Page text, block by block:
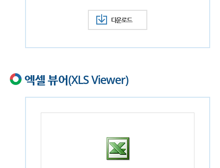
다운로드
엑셀 뷰어(XLS Viewer)